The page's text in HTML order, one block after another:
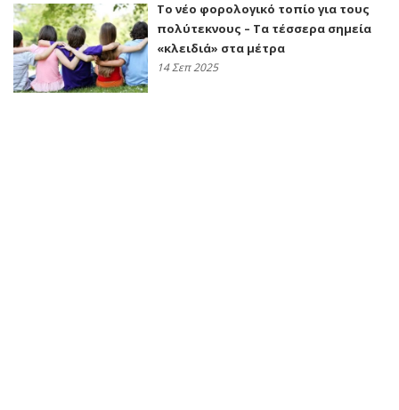
Το νέο φορολογικό τοπίο για τους
πολύτεκνους – Τα τέσσερα σημεία
«κλειδιά» στα μέτρα
14 Σεπ 2025